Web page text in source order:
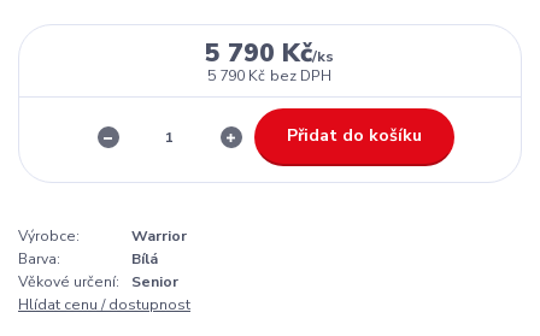
5 790 Kč/ks
5 790 Kč bez DPH
Přidat do košíku
Výrobce:
Warrior
Barva:
Bílá
Věkové určení:
Senior
Hlídat cenu / dostupnost